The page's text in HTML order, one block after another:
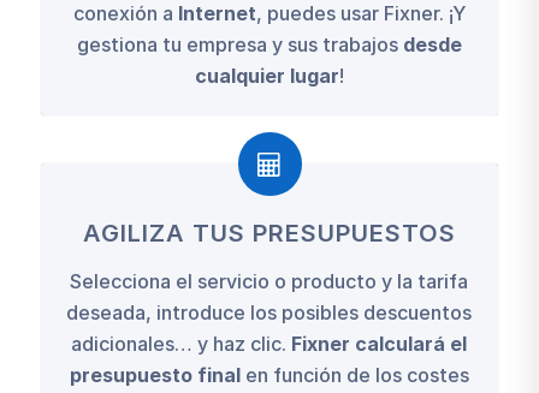
conexión a Internet, puedes usar Fixner. ¡Y
gestiona tu empresa y sus trabajos desde
cualquier lugar!
AGILIZA TUS PRESUPUESTOS
Selecciona el servicio o producto y la tarifa
deseada, introduce los posibles descuentos
adicionales… y haz clic. Fixner calculará el
presupuesto finalen función de los costes